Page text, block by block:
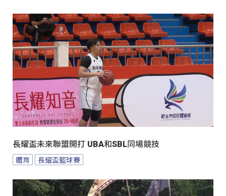
長耀盃未來聯盟開打 UBA和SBL同場競技
體育 長耀盃籃球賽